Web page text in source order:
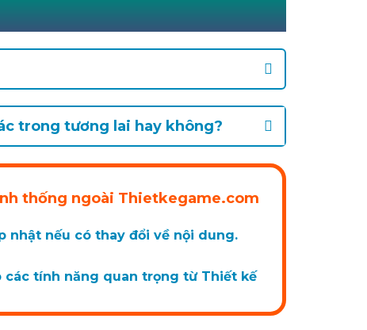
trong tương lai hay không?
thống ngoài Thietkegame.com
nhật nếu có thay đổi về nội dung.
các tính năng quan trọng từ Thiết kế